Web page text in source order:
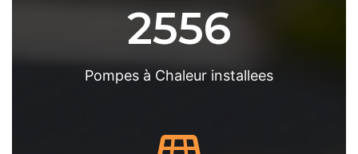
2556
Pompes à Chaleur installees